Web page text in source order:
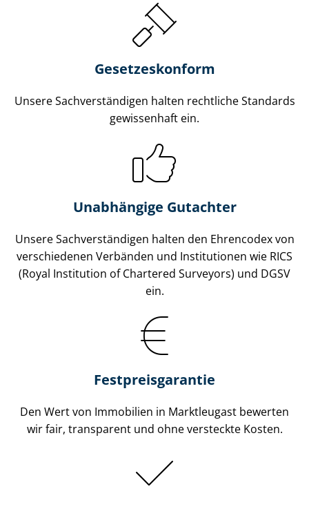
Gesetzes­konform
Unsere Sach­ver­stän­di­gen halten rechtliche Standards
gewissenhaft ein.
Unabhängige Gutachter
Unsere Sach­ver­stän­di­gen halten den Ehrencodex von
verschiedenen Verbänden und Institutionen wie RICS
(Royal Institution of Chartered Surveyors) und DGSV
ein.
Festpreis​garantie
Den Wert von Immobilien in Marktleugast bewerten
wir fair, transparent und ohne versteckte Kosten.